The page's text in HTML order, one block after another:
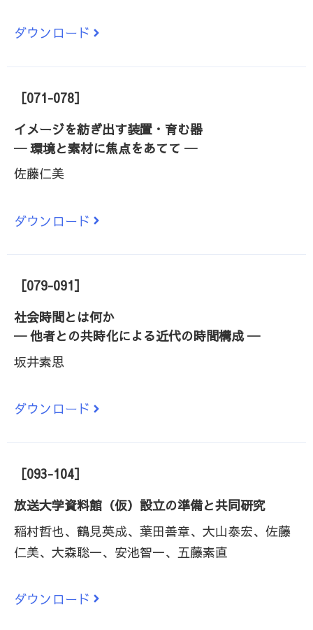
ダウンロード
［071-078］
イメージを紡ぎ出す装置・育む器
─ 環境と素材に焦点をあてて ─
佐藤仁美
ダウンロード
［079-091］
社会時間とは何か
─ 他者との共時化による近代の時間構成 ─
坂井素思
ダウンロード
［093-104］
放送大学資料館（仮）設立の準備と共同研究
稲村哲也、鶴見英成、葉田善章、大山泰宏、佐藤
仁美、大森聡一、安池智一、五藤素直
ダウンロード